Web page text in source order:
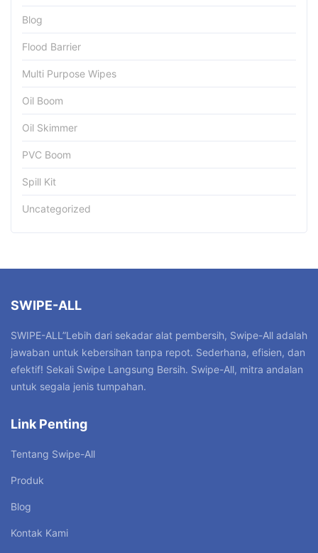
Blog
Flood Barrier
Multi Purpose Wipes
Oil Boom
Oil Skimmer
PVC Boom
Spill Kit
Uncategorized
SWIPE-ALL
SWIPE-ALL”Lebih dari sekadar alat pembersih, Swipe-All adalah
jawaban untuk kebersihan tanpa repot. Sederhana, efisien, dan
efektif! Sekali Swipe Langsung Bersih. Swipe-All, mitra andalan
untuk segala jenis tumpahan.
Link Penting
Tentang Swipe-All
Produk
Blog
Kontak Kami